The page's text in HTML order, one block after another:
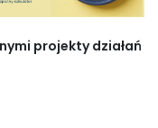
projekty działań